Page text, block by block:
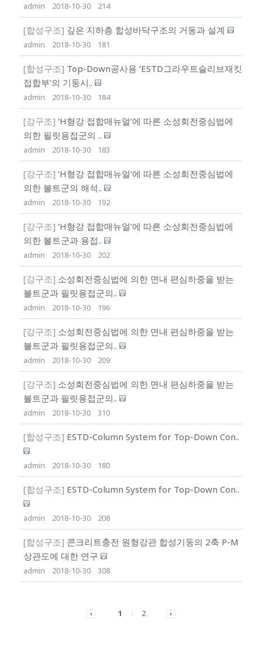
admin 2018-10-30 214
[합성구조] 깊은 지하층 합성바닥구조의 거동과 설계
admin 2018-10-30 181
[합성구조] Top-Down공사용 ‘ESTD그라우트슬리브재킷
접합부’의 기둥시..
admin 2018-10-30 184
[강구조] ‘H형강 접합매뉴얼’에 따른 소성회전중심법에
의한 필릿용접군의 ..
admin 2018-10-30 183
[강구조] ‘H형강 접합매뉴얼’에 따른 소성회전중심법에
의한 볼트군의 해석..
admin 2018-10-30 192
[강구조] ‘H형강 접합매뉴얼’에 따른 소성회전중심법에
의한 볼트군과 용접..
admin 2018-10-30 202
[강구조] 소성회전중심법에 의한 면내 편심하중을 받는
볼트군과 필릿용접군의..
admin 2018-10-30 196
[강구조] 소성회전중심법에 의한 면내 편심하중을 받는
볼트군과 필릿용접군의..
admin 2018-10-30 209
[강구조] 소성회전중심법에 의한 면내 편심하중을 받는
볼트군과 필릿용접군의..
admin 2018-10-30 310
[합성구조] ESTD-Column System for Top-Down Con..
admin 2018-10-30 180
[합성구조] ESTD-Column System for Top-Down Con..
admin 2018-10-30 208
[합성구조] 콘크리트충전 원형강관 합성기둥의 2축 P-M
상관도에 대한 연구
admin 2018-10-30 308
1 2